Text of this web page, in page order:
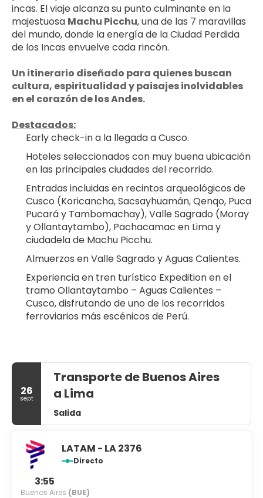
incas. El viaje alcanza su punto culminante en la
majestuosa Machu Picchu, una de las 7 maravillas
del mundo, donde la energía de la Ciudad Perdida
de los Incas envuelve cada rincón.
Un itinerario diseñado para quienes buscan
cultura, espiritualidad y paisajes inolvidables
en el corazón de los Andes.
Destacados:
Early check-in a la llegada a Cusco.
Hoteles seleccionados con muy buena ubicación
en las principales ciudades del recorrido.
Entradas incluidas en recintos arqueológicos de
Cusco (Koricancha, Sacsayhuamán, Qenqo, Puca
Pucará y Tambomachay), Valle Sagrado (Moray
y Ollantaytambo), Pachacamac en Lima y
ciudadela de Machu Picchu.
Almuerzos en Valle Sagrado y Aguas Calientes.
Experiencia en tren turístico Expedition en el
tramo Ollantaytambo – Aguas Calientes –
Cusco, disfrutando de uno de los recorridos
ferroviarios más escénicos de Perú.
26
sept
Transporte de Buenos Aires
a Lima
Salida
LATAM - LA 2376
Directo
3:55
Buenos Aires (BUE)